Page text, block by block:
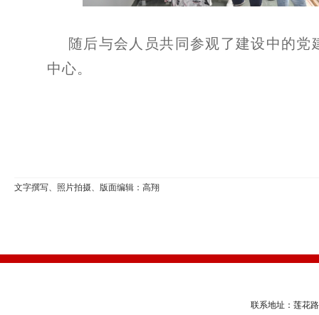
随后与会人员共同参观了建设中的党
中心。
文字撰写、照片拍摄、版面编辑：高翔
联系地址：莲花